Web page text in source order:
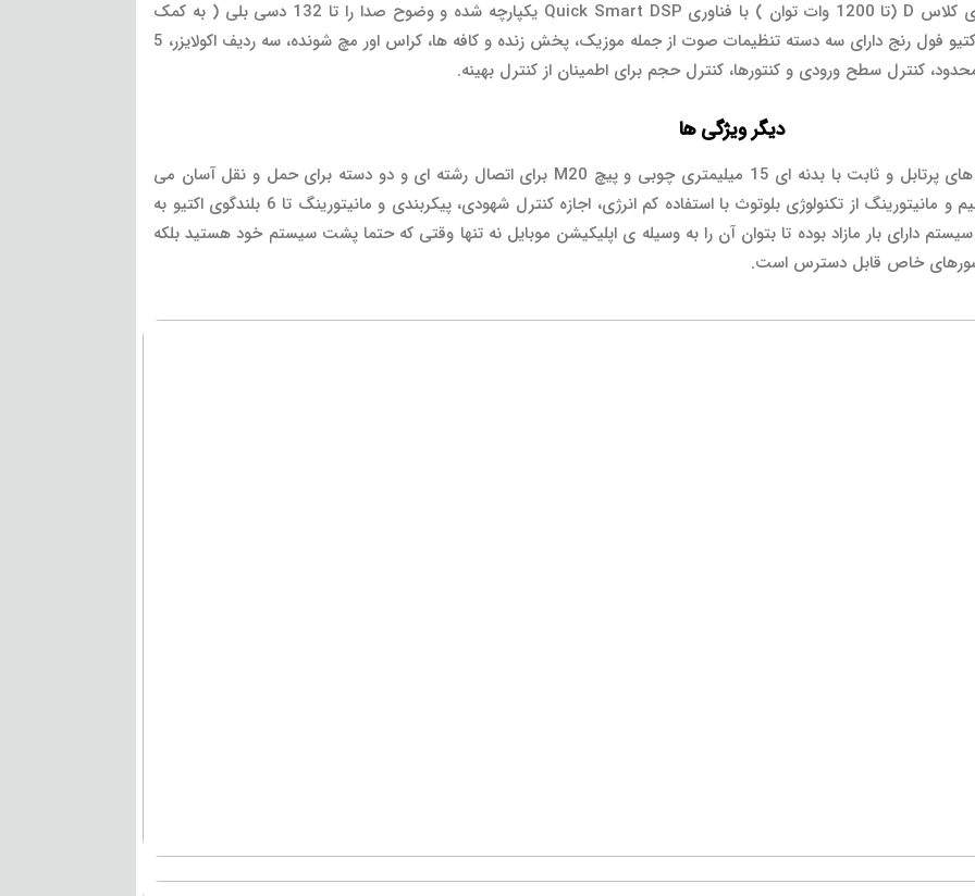
در بلندگوی ELX200-18SP آمپلی فایر عملکرد بالای کلاس D (تا 1200 وات توان ) با فناوری Quick Smart DSP یکپارچه شده و وضوح صدا را تا 132 دسی بلی ( به کمک
ووفر18 اینچی EVS-18L) افزایش می دهد. مدل اکتیو فول رنج دارای سه دسته تنظیمات صوت از جمله موزیک، پخش زنده و کافه ها، کراس اور مچ شونده، سه ردیف اکولایزر، 5
کنترل سطح ورودی و کنتورها، کنترل حجم برای اطمینان از کنترل بهینه.
دیگر ویژگی ها
ELX200 مدل اکتیو، بلندگویی ایده آل برای برنامه های پرتابل و ثابت با بدنه ای 15 میلیمتری چوبی و پیچ M20 برای اتصال رشته ای و دو دسته برای حمل و نقل آسان می
باشد. برنامه Quick Smart موبایل با کنترل بی سیم و مانیتورینگ از تکنولوژی بلوتوث با استفاده کم انرژی، اجازه کنترل شهودی، پیکربندی و مانیتورینگ تا 6 بلندگوی اکتیو به
دارای بار مازاد بوده تا بتوان آن را به وسیله ی اپلیکیشن موبایل نه تنها وقتی که حتما پشت سیستم خود هستید بلکه
خاص قابل دسترس است.